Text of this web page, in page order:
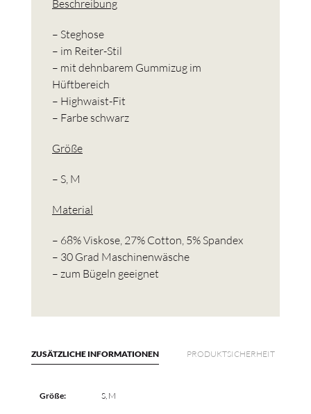
Beschreibung
– Steghose
– im Reiter-Stil
– mit dehnbarem Gummizug im
Hüftbereich
– Highwaist-Fit
– Farbe schwarz
Größe
– S, M
Material
– 68% Viskose, 27% Cotton, 5% Spandex
– 30 Grad Maschinenwäsche
– zum Bügeln geeignet
ZUSÄTZLICHE INFORMATIONEN PRODUKTSICHERHEIT
Größe: S, M